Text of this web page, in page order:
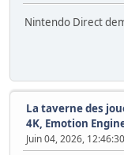
Nintendo Direct
La taverne des
4K, Emotion
Juin 04, 2026,